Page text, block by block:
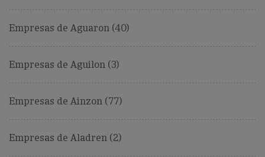
Empresas de Aguaron (40)
Empresas de Aguilon (3)
Empresas de Ainzon (77)
Empresas de Aladren (2)